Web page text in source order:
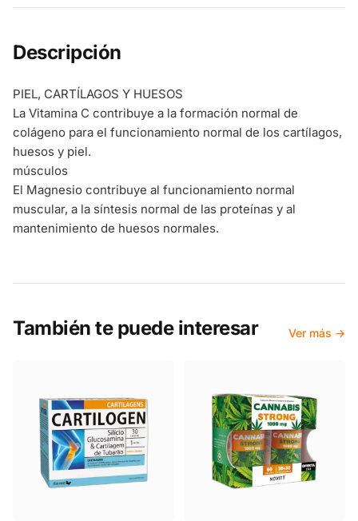
Descripción
PIEL, CARTÍLAGOS Y HUESOS
La Vitamina C contribuye a la formación normal de
colágeno para el funcionamiento normal de los cartílagos,
huesos y piel.
músculos
El Magnesio contribuye al funcionamiento normal
muscular, a la síntesis normal de las proteínas y al
mantenimiento de huesos normales.
También te puede interesar Ver más →